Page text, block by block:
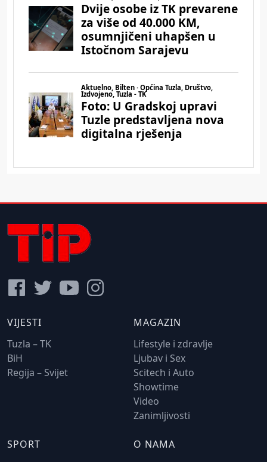
VIJESTI
Tuzla – TK
BiH
Regija – Svijet
MAGAZIN
Lifestyle i zdravlje
Ljubav i Sex
Scitech i Auto
Showtime
Video
Zanimljivosti
SPORT
O NAMA